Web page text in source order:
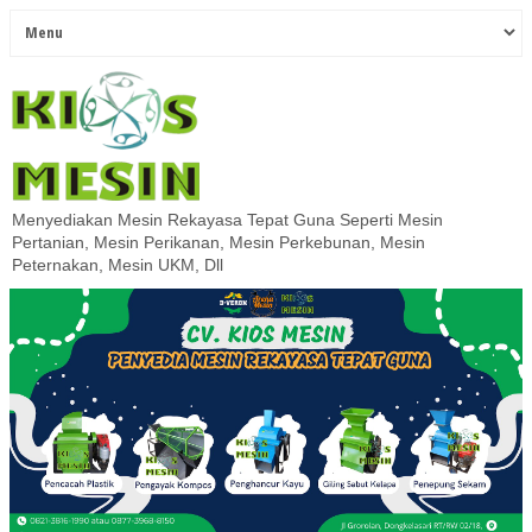
Menyediakan Mesin Rekayasa Tepat Guna Seperti Mesin
Pertanian, Mesin Perikanan, Mesin Perkebunan, Mesin
Peternakan, Mesin UKM, Dll